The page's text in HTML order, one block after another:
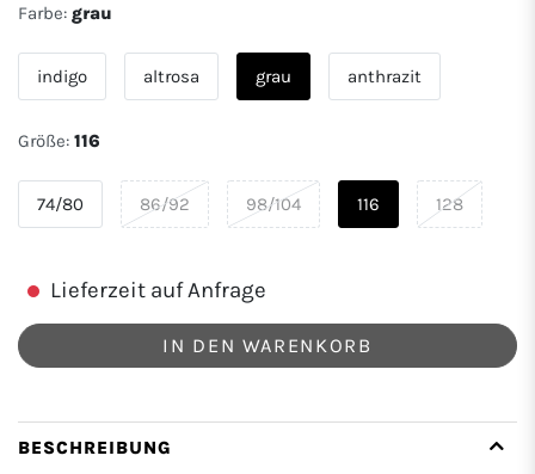
Farbe: grau
indigo altrosa grau anthrazit
Größe: 116
74/80 86/92 98/104 116 128
Lieferzeit auf Anfrage
IN DEN WARENKORB
BESCHREIBUNG